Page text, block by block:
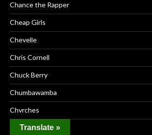
Chance the Rapper
Cheap Girls
Chevelle
Chris Cornell
Chuck Berry
Chumbawamba
Chvrches
Cinderella
Translate »